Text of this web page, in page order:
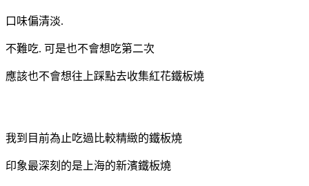
口味偏清淡.
不難吃. 可是也不會想吃第二次
應該也不會想往上踩點去收集紅花鐵板燒
我到目前為止吃過比較精緻的鐵板燒
印象最深刻的是上海的新濱鐵板燒